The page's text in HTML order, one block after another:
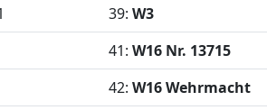
39: W3
41: W16 Nr. 13715
42: W16 Wehrmacht